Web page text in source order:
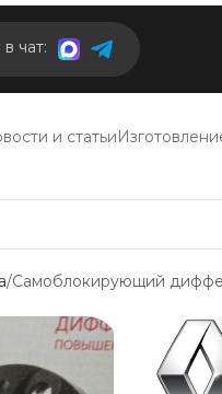
чат:
и статьи
Самоблокирующий